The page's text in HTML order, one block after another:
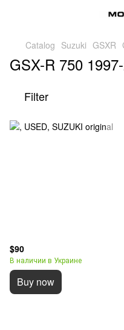
Catalog Suzuki GSXR
GSX-R 750
Filter
$90
В наличии в Украине
Buy now